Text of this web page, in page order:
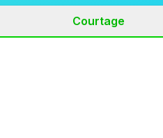
Courtage